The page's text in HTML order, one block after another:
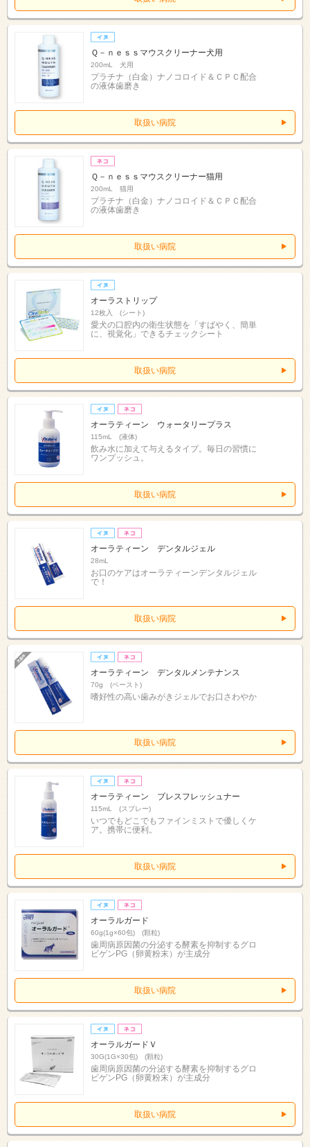
Ｑ－ｎｅｓｓマウスクリーナー犬用
200mL 犬用
プラチナ（白金）ナノコロイド＆ＣＰＣ配合
の液体歯磨き
取扱い病院
Ｑ－ｎｅｓｓマウスクリーナー猫用
200mL 猫用
プラチナ（白金）ナノコロイド＆ＣＰＣ配合
の液体歯磨き
取扱い病院
オーラストリップ
12枚入 (シート)
愛犬の口腔内の衛生状態を「すばやく、簡単
に、視覚化」できるチェックシート
取扱い病院
オーラティーン ウォータリープラス
115mL (液体)
飲み水に加えて与えるタイプ。毎日の習慣に
ワンプッシュ。
取扱い病院
オーラティーン デンタルジェル
28mL
お口のケアはオーラティーンデンタルジェル
で！
取扱い病院
オーラティーン デンタルメンテナンス
70g (ペースト)
嗜好性の高い歯みがきジェルでお口さわやか
取扱い病院
オーラティーン ブレスフレッシュナー
115mL (スプレー)
いつでもどこでもファインミストで優しくケ
ア。携帯に便利。
取扱い病院
オーラルガード
60g(1g×60包) (顆粒)
歯周病原因菌の分泌する酵素を抑制するグロ
ビゲンPG（卵黄粉末）が主成分
取扱い病院
オーラルガードＶ
30G(1G×30包) (顆粒)
歯周病原因菌の分泌する酵素を抑制するグロ
ビゲンPG（卵黄粉末）が主成分
取扱い病院